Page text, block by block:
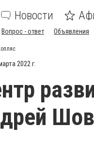
Новости
Вопрос - ответ Объявления
2022 г.